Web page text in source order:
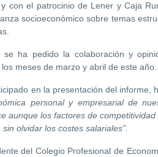
con el patrocinio de Lener y Caja
socioeconómico sobre temas
ha pedido la colaboración y
meses de marzo y abril de este año.
en la presentación del informe,
personal y empresarial de
aunque los factores de
olvidar los costes salariales”.
del Colegio Profesional de